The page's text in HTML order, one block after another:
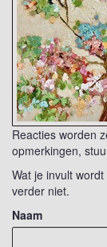
Reacties worden
opmerkingen,
Wat je invult
verder niet.
Naam